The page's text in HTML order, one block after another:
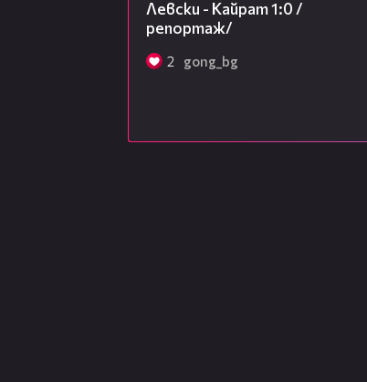
Левски - Кайрат 1:0 /
репортаж/
2 gong_bg